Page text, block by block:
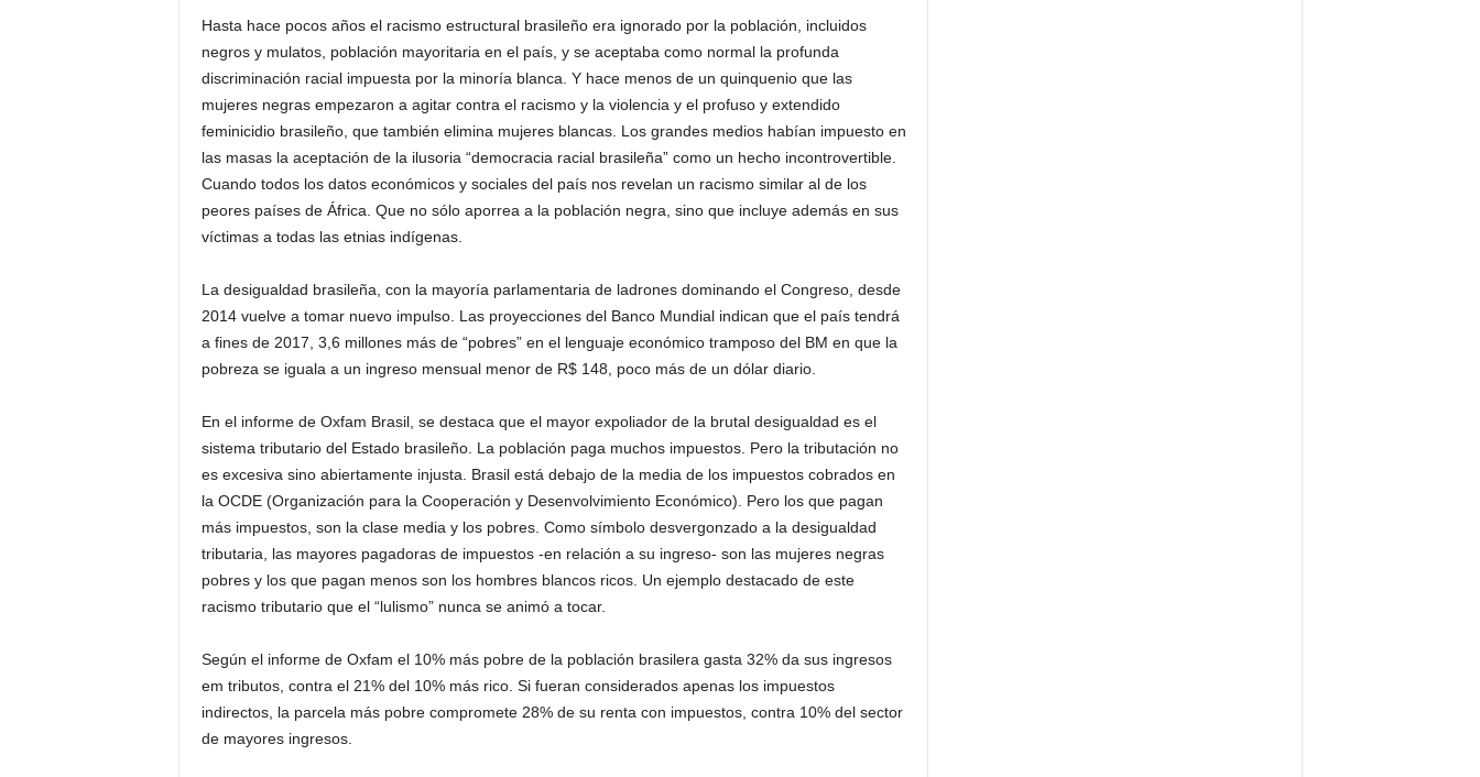
Hasta hace pocos años el racismo estructural brasileño era ignorado por la población, incluidos
negros y mulatos, población mayoritaria en el país, y se aceptaba como normal la profunda
discriminación racial impuesta por la minoría blanca. Y hace menos de un quinquenio que las
mujeres negras empezaron a agitar contra el racismo y la violencia y el profuso y extendido
feminicidio brasileño, que también elimina mujeres blancas. Los grandes medios habían impuesto en
las masas la aceptación de la ilusoria “democracia racial brasileña” como un hecho incontrovertible.
Cuando todos los datos económicos y sociales del país nos revelan un racismo similar al de los
peores países de África. Que no sólo aporrea a la población negra, sino que incluye además en sus
víctimas a todas las etnias indígenas.
La desigualdad brasileña, con la mayoría parlamentaria de ladrones dominando el Congreso, desde
2014 vuelve a tomar nuevo impulso. Las proyecciones del Banco Mundial indican que el país tendrá
a fines de 2017, 3,6 millones más de “pobres” en el lenguaje económico tramposo del BM en que la
pobreza se iguala a un ingreso mensual menor de R$ 148, poco más de un dólar diario.
En el informe de Oxfam Brasil, se destaca que el mayor expoliador de la brutal desigualdad es el
sistema tributario del Estado brasileño. La población paga muchos impuestos. Pero la tributación no
es excesiva sino abiertamente injusta. Brasil está debajo de la media de los impuestos cobrados en
la OCDE (Organización para la Cooperación y Desenvolvimiento Económico). Pero los que pagan
más impuestos, son la clase media y los pobres. Como símbolo desvergonzado a la desigualdad
tributaria, las mayores pagadoras de impuestos -en relación a su ingreso- son las mujeres negras
pobres y los que pagan menos son los hombres blancos ricos. Un ejemplo destacado de este
racismo tributario que el “lulismo” nunca se animó a tocar.
Según el informe de Oxfam el 10% más pobre de la población brasilera gasta 32% da sus ingresos
em tributos, contra el 21% del 10% más rico. Si fueran considerados apenas los impuestos
indirectos, la parcela más pobre compromete 28% de su renta con impuestos, contra 10% del sector
de mayores ingresos.